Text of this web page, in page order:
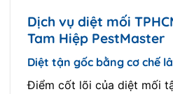
Dịch vụ diệt mối
Tam Hiệp PestMaster
Diệt tận gốc bằng cơ chế
Điểm cốt lõi của diệt mối